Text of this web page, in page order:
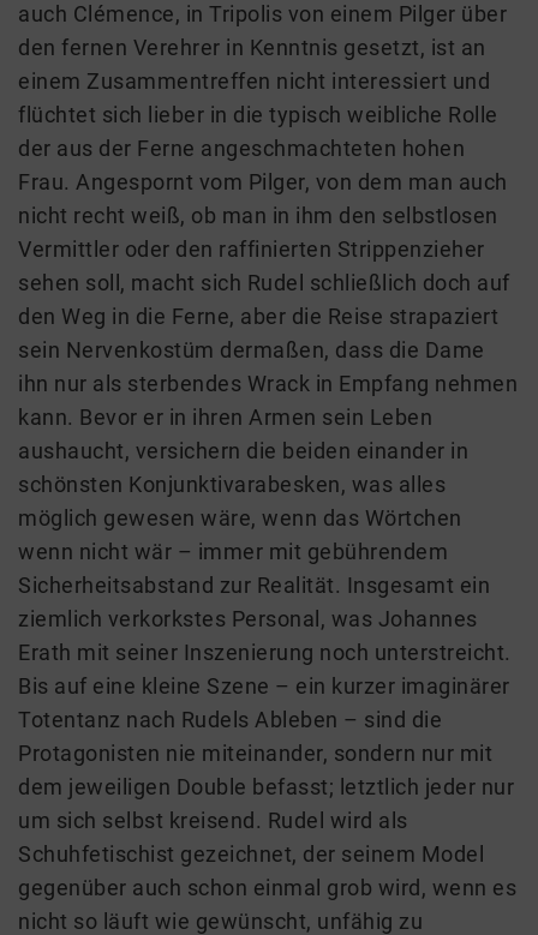
auch Clémence, in Tripolis von einem Pilger über
den fernen Verehrer in Kenntnis gesetzt, ist an
einem Zusammentreffen nicht interessiert und
flüchtet sich lieber in die typisch weibliche Rolle
der aus der Ferne angeschmachteten hohen
Frau. Angespornt vom Pilger, von dem man auch
nicht recht weiß, ob man in ihm den selbstlosen
Vermittler oder den raffinierten Strippenzieher
sehen soll, macht sich Rudel schließlich doch auf
den Weg in die Ferne, aber die Reise strapaziert
sein Nervenkostüm dermaßen, dass die Dame
ihn nur als sterbendes Wrack in Empfang nehmen
kann. Bevor er in ihren Armen sein Leben
aushaucht, versichern die beiden einander in
schönsten Konjunktivarabesken, was alles
möglich gewesen wäre, wenn das Wörtchen
wenn nicht wär – immer mit gebührendem
Sicherheitsabstand zur Realität. Insgesamt ein
ziemlich verkorkstes Personal, was Johannes
Erath mit seiner Inszenierung noch unterstreicht.
Bis auf eine kleine Szene – ein kurzer imaginärer
Totentanz nach Rudels Ableben – sind die
Protagonisten nie miteinander, sondern nur mit
dem jeweiligen Double befasst; letztlich jeder nur
um sich selbst kreisend. Rudel wird als
Schuhfetischist gezeichnet, der seinem Model
gegenüber auch schon einmal grob wird, wenn es
nicht so läuft wie gewünscht, unfähig zu